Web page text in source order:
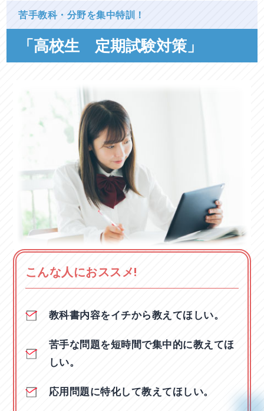
苦手教科・分野を集中特訓！
「高校生 定期試験対策」
こんな人におススメ!
教科書内容をイチから教えてほしい。
苦手な問題を短時間で集中的に教えてほ
しい。
応用問題に特化して教えてほしい。